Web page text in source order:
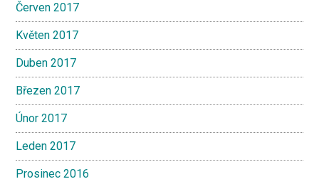
Červen 2017
Květen 2017
Duben 2017
Březen 2017
Únor 2017
Leden 2017
Prosinec 2016